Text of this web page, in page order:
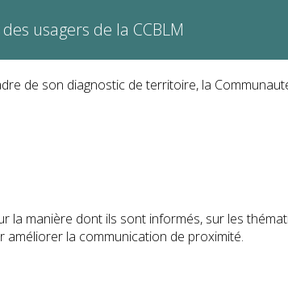
usagers de la CCBLM
de son diagnostic de territoire, la
la manière dont ils sont informés, sur les
améliorer la communication de proximité.